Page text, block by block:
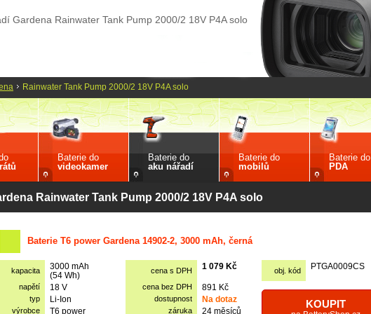
Gardena Rainwater Tank Pump 2000/2 18V P4A solo
Baterie do
videokamer
Baterie do
aku nářadí
Baterie do
mobilů
Baterie do
PDA
Rainwater Tank Pump 2000/2 18V P4A solo
Baterie T6 power Gardena 14902-2, 3000 mAh, černá
kapacita
3000 mAh
(54 Wh)
cena s DPH 1 079 Kč obj. kód PTGA0009CS
napětí 18 V cena bez DPH 891 Kč
KOUPIT
typ Li-Ion dostupnost Na dotaz
výrobce T6 power záruka 24 měsíců
Rainwater Tank Pump 2000/2 18V P4A solo